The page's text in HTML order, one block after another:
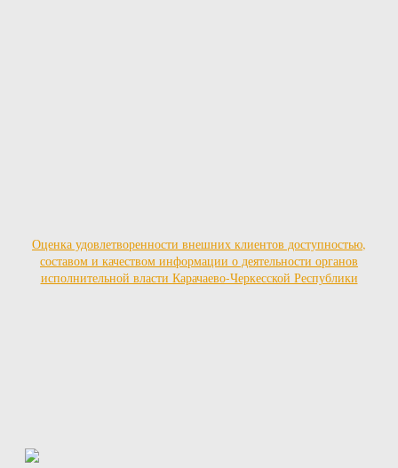
Оценка удовлетворенности внешних клиентов доступностью,
составом и качеством информации о деятельности органов
исполнительной власти Карачаево-Черкесской Республики